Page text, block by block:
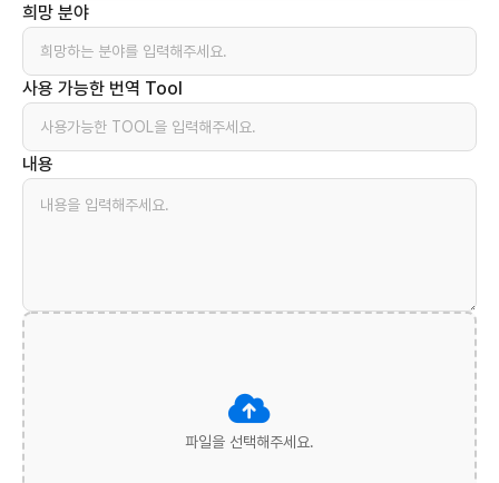
희망 분야
사용 가능한 번역 Tool
내용
파일을 선택해주세요.